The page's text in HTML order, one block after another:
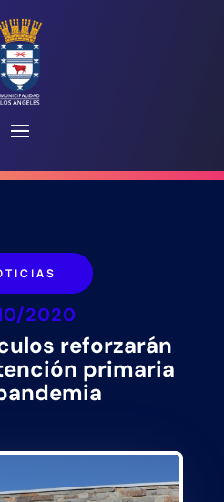
2020
reforzarán
primaria